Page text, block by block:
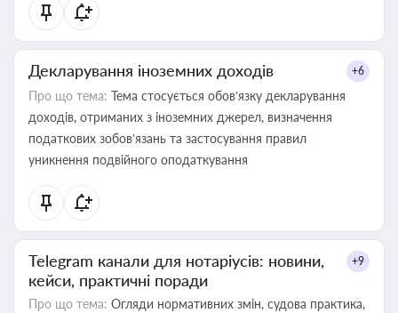
Декларування іноземних доходів +6
Про що тема: Тема стосується обов’язку декларування
доходів, отриманих з іноземних джерел, визначення
податкових зобов’язань та застосування правил
уникнення подвійного оподаткування
Telegram канали для нотаріусів: новини,
кейси, практичні поради
+9
Про що тема: Огляди нормативних змін, судова практика,